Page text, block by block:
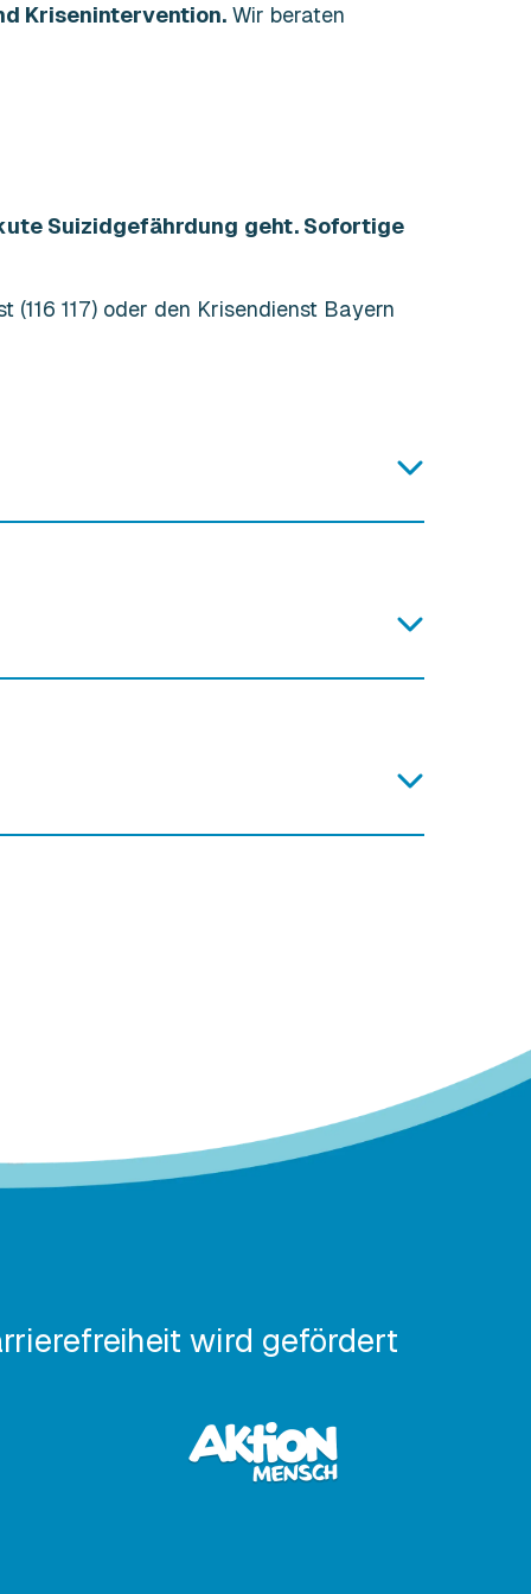
Krisenintervention. Wir beraten
Suizidgefährdung geht. Sofortige
117) oder den Krisendienst Bayern
wird gefördert